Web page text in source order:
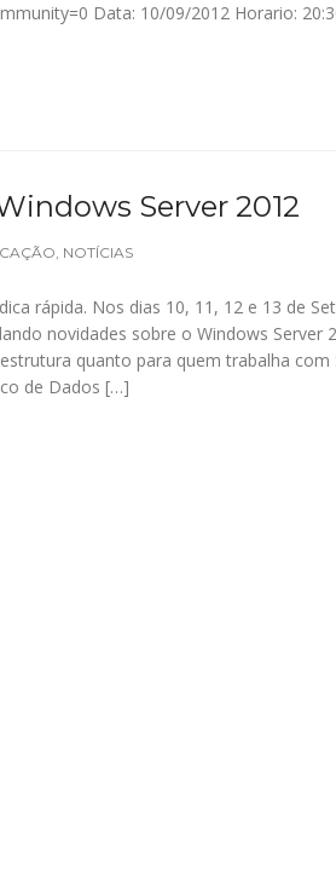
Data: 10/09/2012 Horario:
Server 2012
, NOTÍCIAS
rápida. Nos dias 10, 11, 12 e 13 de
novidades sobre o Windows Server
quanto para quem trabalha com
de Dados […]